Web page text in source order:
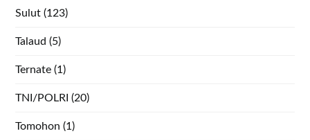
Sulut (123)
Talaud (5)
Ternate (1)
TNI/POLRI (20)
Tomohon (1)